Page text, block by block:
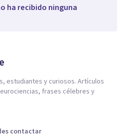
ha recibido ninguna
estudiantes y curiosos. Artículos
frases célebres y
contactar